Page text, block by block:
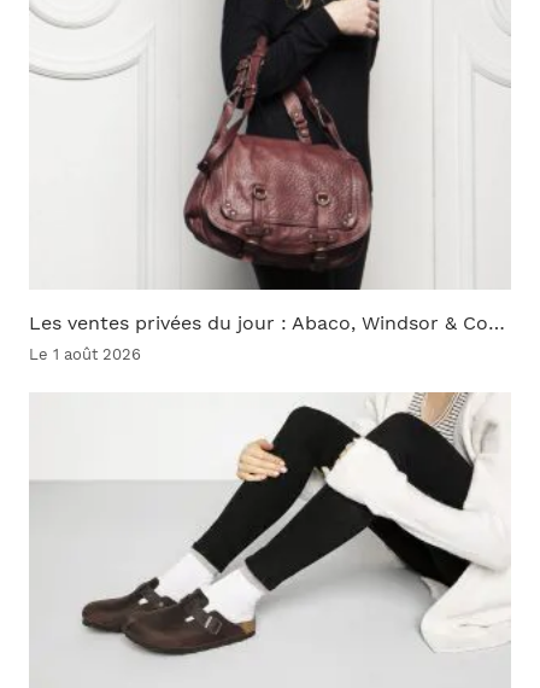
Les ventes privées du jour : Abaco, Windsor & Co…
Le 1 août 2026